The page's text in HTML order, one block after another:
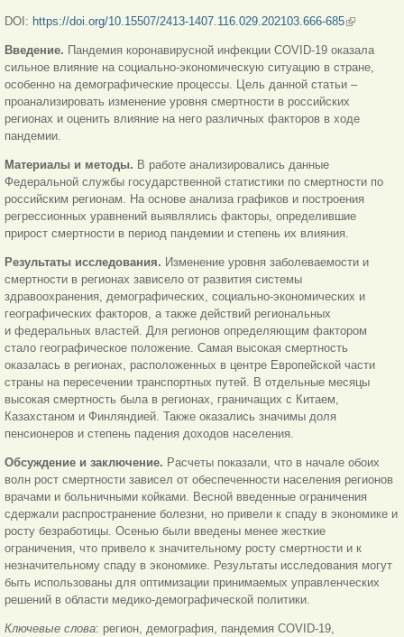
DOI: https://doi.org/10.15507/2413-1407.116.029.202103.666-685(внешняя
Введение. Пандемия коронавирусной инфекции COVID-19 оказала
сильное влияние на социально-экономическую ситуацию в стране,
особенно на демографические процессы. Цель данной статьи –
проанализировать изменение уровня смертности в российских
регионах и оценить влияние на него различных факторов в ходе
пандемии.
Материалы и методы. В работе анализировались данные
Федеральной службы государственной статистики по смертности по
российским регионам. На основе анализа графиков и построения
регрессионных уравнений выявлялись факторы, определившие
прирост смертности в период пандемии и степень их влияния.
Результаты исследования. Изменение уровня заболеваемости и
смертности в регионах зависело от развития системы
здравоохранения, демографических, социально-экономических и
географических факторов, а также действий региональных
и федеральных властей. Для регионов определяющим фактором
стало географическое положение. Самая высокая смертность
оказалась в регионах, расположенных в центре Европейской части
страны на пересечении транспортных путей. В отдельные месяцы
высокая смертность была в регионах, граничащих с Китаем,
Казахстаном и Финляндией. Также оказались значимы доля
пенсионеров и степень падения доходов населения.
Обсуждение и заключение. Расчеты показали, что в начале обоих
волн рост смертности зависел от обеспеченности населения регионов
врачами и больничными койками. Весной введенные ограничения
сдержали распространение болезни, но привели к спаду в экономике и
росту безработицы. Осенью были введены менее жесткие
ограничения, что привело к значительному росту смертности и к
незначительному спаду в экономике. Результаты исследования могут
быть использованы для оптимизации принимаемых управленческих
решений в области медико-демографической политики.
Ключевые слова: регион, демография, пандемия COVID-19,